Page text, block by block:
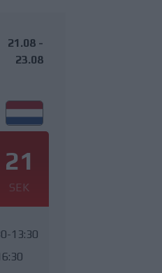
21.08 -
23.08
20
SEK
13:30